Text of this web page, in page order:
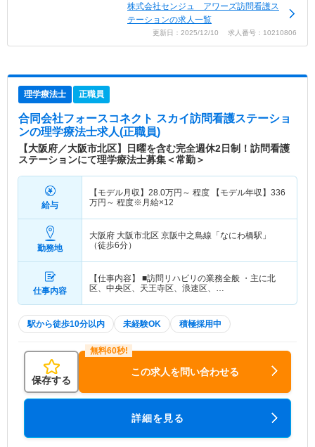
株式会社センジュ アワーズ訪問看護ス
テーションの求人一覧
更新日：2025/12/10 求人番号：10210806
理学療法士 正職員
合同会社フォースコネクト スカイ訪問看護ステーショ
ンの理学療法士求人(正職員)
【大阪府／大阪市北区】日曜を含む完全週休2日制！訪問看護
ステーションにて理学療法士募集＜常勤＞
給与
【モデル月収】 28.0万円～ 程度 【モデル年収】 336
万円～ 程度※月給×12
勤務地
大阪府 大阪市北区 京阪中之島線「なにわ橋駅」
（徒歩6分）
仕事内容
【仕事内容】 ■訪問リハビリの業務全般 ・主に北
区、中央区、天王寺区、浪速区、…
駅から徒歩10分以内 未経験OK 積極採用中
保存する
この求人を問い合わせる
詳細を見る